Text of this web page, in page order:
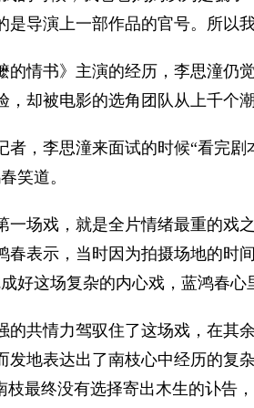
是导演上一部作品的官号。所以
的情书》主演的经历，李思潼仍
，却被电影的选角团队从上千个
者，李思潼来面试的时候“看完
笑道。
一场戏，就是全片情绪最重的
春表示，当时因为拍摄场地的时
好这场复杂的内心戏，蓝鸿春心
的共情力驾驭住了这场戏，在其
发地表达出了南枝心中经历的复
枝最终没有选择寄出木生的讣告